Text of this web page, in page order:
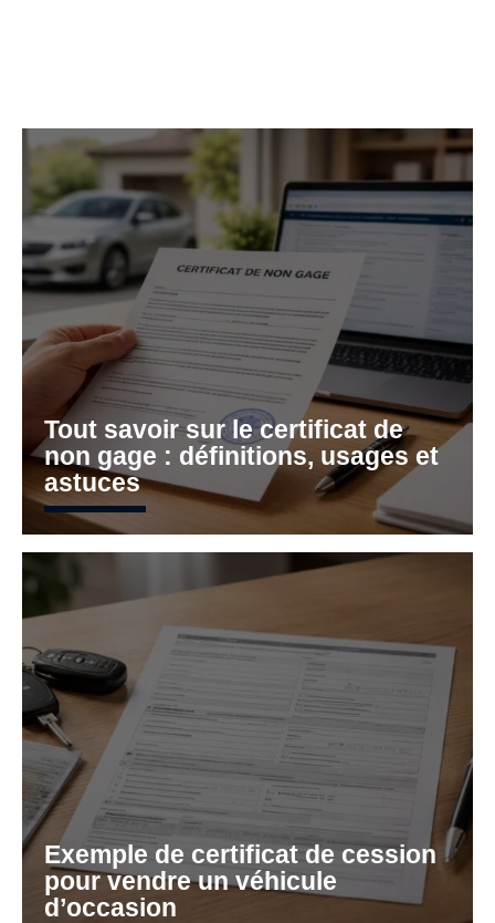
Tout savoir sur le certificat de
non gage : définitions, usages et
astuces
Exemple de certificat de cession
pour vendre un véhicule
d’occasion